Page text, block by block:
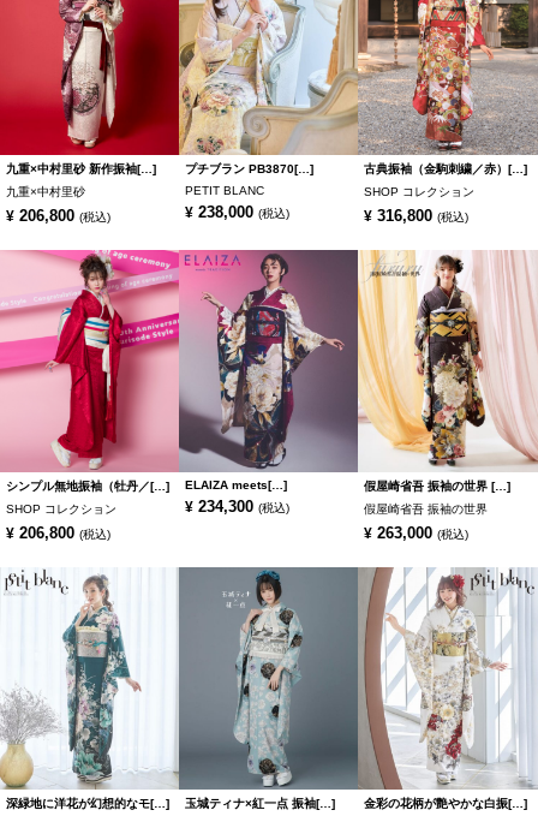
九重×中村里砂 新作振袖[…]
九重×中村里砂
¥ 206,800 (税込)
プチブラン PB3870[…]
PETIT BLANC
¥ 238,000 (税込)
古典振袖（金駒刺繍／赤）[…]
SHOP コレクション
¥ 316,800 (税込)
シンプル無地振袖（牡丹／[…]
SHOP コレクション
¥ 206,800 (税込)
ELAIZA meets[…]
¥ 234,300 (税込)
假屋崎省吾 振袖の世界 […]
假屋崎省吾 振袖の世界
¥ 263,000 (税込)
深緑地に洋花が幻想的なモ[…]
玉城ティナ×紅一点 振袖[…]
金彩の花柄が艶やかな白振[…]